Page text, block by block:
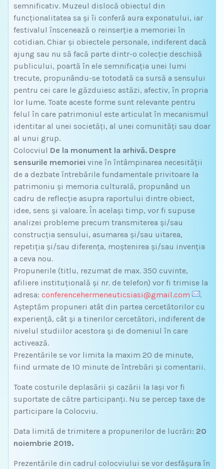
semnificativ. Muzeul dislocă obiectul din
funcționalitatea sa și îi conferă aura exponatului, iar
festivalul înscenează o reinserție a memoriei în
cotidian. Chiar și obiectele personale, indiferent dacă
ajung sau nu să facă parte dintr-o colecție deschisă
publicului, poartă în ele semnificația unei lumi
trecute, propunându-se totodată ca sursă a sensului
pentru cei care le găzduiesc astăzi, afectiv, în propria
lor lume. Toate aceste forme sunt relevante pentru
felul în care patrimoniul este articulat în mecanismul
identitar al unei societăți, al unei comunități sau doar
al unui grup.
Colocviul De la monument la arhivă. Despre
sensurile memoriei vine în întâmpinarea necesității
de a dezbate întrebările fundamentale privitoare la
patrimoniu și memoria culturală, propunând un
cadru de reflecție asupra raportului dintre obiect,
idee, sens și valoare. În același timp, vor fi supuse
analizei probleme precum transmiterea și/sau
construcția sensului, asumarea și/sau uitarea,
repetiția și/sau diferența, moștenirea și/sau invenția
a ceva nou.
Propunerile (titlu, rezumat de max. 350 cuvinte,
afiliere instituțională și nr. de telefon) vor fi trimise la
adresa: conferencehermeneuticsiasi@gmail.com
.
Așteptăm propuneri atât din partea cercetătorilor cu
experiență, cât și a tinerilor cercetători, indiferent de
nivelul studiilor acestora și de domeniul în care
activează.
Prezentările se vor limita la maxim 20 de minute,
fiind urmate de 10 minute de întrebări şi comentarii.
Toate costurile deplasării şi cazării la Iaşi vor fi
suportate de către participanţi. Nu se percep taxe de
participare la Colocviu.
Data limită de trimitere a propunerilor de lucrări: 20
noiembrie 2019.
Prezentările din cadrul colocviului se vor desfășura în